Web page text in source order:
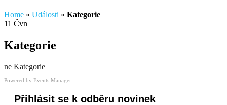
Home » Události » Kategorie
11 Čvn
Kategorie
ne Kategorie
Powered by Events Manager
Přihlásit se k odběru novinek